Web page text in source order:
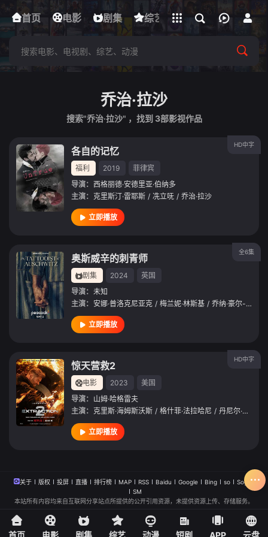
首页 电影 剧集 综艺 动漫 短剧
下载客户端
立即登录
乔治·拉沙
搜索"乔治·拉沙" ，找到 3部影视作品
HD中字
各自的记忆
福利 2019
菲律宾
导演： 西格丽德·安德里亚·伯纳多
主演： 克里斯汀·雷耶斯 / 冼立呒 / 乔治·拉沙
立即播放
全6集
奥斯威辛的刺青师
剧集 2024
英国
导演： 未知
主演： 安娜·普洛克尼亚克 / 梅兰妮·林斯基 / 乔纳·豪尔-金
立即播放
HD中字
惊天营救2
电影 2023
美国
导演： 山姆·哈格雷夫
主演： 克里斯·海姆斯沃斯 / 格什菲·法拉哈尼 / 丹尼尔·伯哈特
立即播放
关于 版权 投屏 直播 排行榜 MAP RSS Baidu Google Bing so
Sogou
SM
本站所有内容均来自互联网分享站点所提供的公开引用资源，未提供资源上传、存储服务。
首页 电影 剧集 综艺 动漫 短剧 APP 云盘